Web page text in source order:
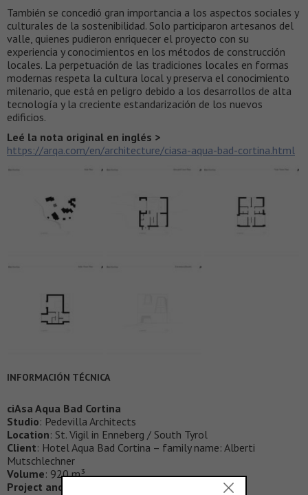
También se concedió gran importancia a los aspectos sociales y
culturales de la sostenibilidad. Solo participaron artesanos del
valle, quienes pudieron enriquecer el proyecto con su
experiencia y conocimientos en los métodos de construcción
locales. La perpetuación de las tradiciones locales en formas
modernas respeta la cultura local y preserva el conocimiento
milenario, que está en peligro debido a los desarrollos de alta
tecnología y la creciente estandarización de los nuevos
edificios.
Leé la nota original en inglés >
https://arqa.com/en/architecture/ciasa-aqua-bad-cortina.html
INFORMACIÓN TÉCNICA
ciAsa Aqua Bad Cortina
Studio: Pedevilla Architects
Location: St. Vigil in Enneberg / South Tyrol
Client: Hotel Aqua Bad Cortina – family name: Alberti
Mutschlechner
Volume: 920 m³
Project and realisation